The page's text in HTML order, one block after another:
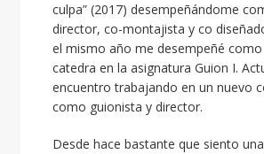
culpa” (2017) desempeñándome
director, co-montajista y co
el mismo año me desempeñé
catedra en la asignatura Guion I.
encuentro trabajando en un nuevo
como guionista y director.
Desde hace bastante que siento